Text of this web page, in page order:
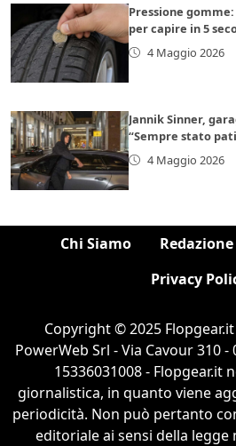
Pressione
per capire in 5
4 Maggio 2026
Jannik Sinner,
“Sempre stato
4 Maggio 2026
Chi Siamo Redazione
Privacy
Copyright © 2025
PowerWeb Srl - Via Cavour 310 -
15336031008 - Flopgear.it
giornalistica, in quanto viene
periodicità. Non può pertanto
editoriale ai sensi della legge